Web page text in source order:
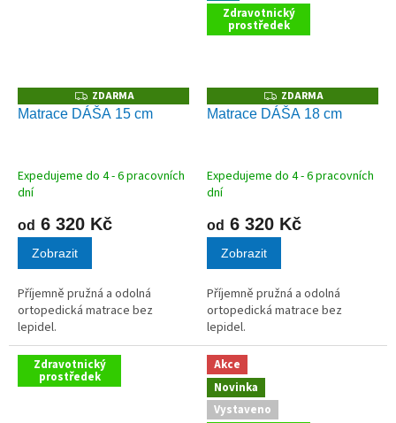
Z
D
A
ZDARMA
Matrace DÁŠA 15 cm
Expedujeme do 4 - 6 pracovních
dní
od 6 320 Kč
Zobrazit
Příjemně pružná a odolná
ortopedická matrace bez
lepidel.
Zdravotnický
prostředek
Z
D
A
ZDARMA
Matrace DÁŠA 18 cm
Expedujeme do 4 - 6 pracovních
dní
od 6 320 Kč
Zobrazit
Příjemně pružná a odolná
ortopedická matrace bez
lepidel.
Zdravotnický
prostředek
Akce
Novinka
Vystaveno